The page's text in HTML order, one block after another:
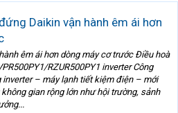
Daikin vận hành êm ái hơn
êm ái hơn dòng máy cơ trước Điều hoà
RZUR500PY1 inverter Công
inverter – máy lạnh tiết kiệm điện – mới
gian rộng lớn như hội trường, sảnh